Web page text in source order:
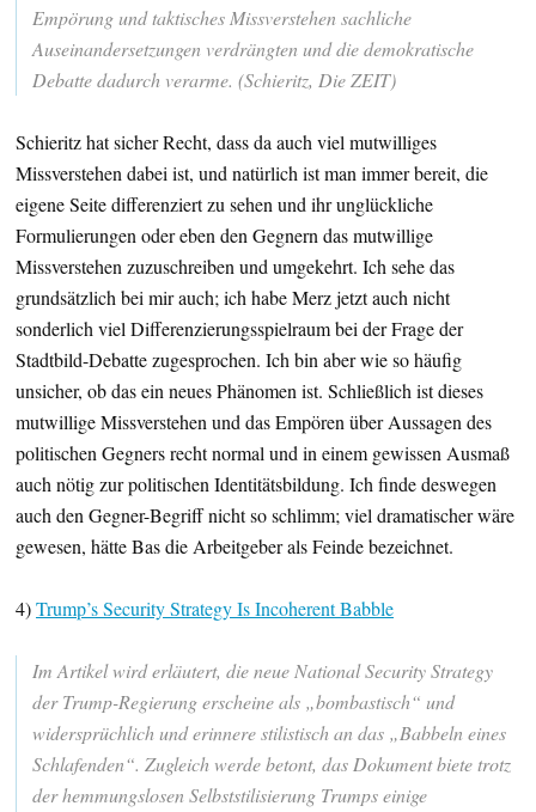
Empörung und taktisches Missverstehen sachliche
Auseinandersetzungen verdrängten und die demokratische
Debatte dadurch verarme. (Schieritz, Die ZEIT)
Schieritz hat sicher Recht, dass da auch viel mutwilliges
Missverstehen dabei ist, und natürlich ist man immer bereit, die
eigene Seite differenziert zu sehen und ihr unglückliche
Formulierungen oder eben den Gegnern das mutwillige
Missverstehen zuzuschreiben und umgekehrt. Ich sehe das
grundsätzlich bei mir auch; ich habe Merz jetzt auch nicht
sonderlich viel Differenzierungsspielraum bei der Frage der
Stadtbild-Debatte zugesprochen. Ich bin aber wie so häufig
unsicher, ob das ein neues Phänomen ist. Schließlich ist dieses
mutwillige Missverstehen und das Empören über Aussagen des
politischen Gegners recht normal und in einem gewissen Ausmaß
auch nötig zur politischen Identitätsbildung. Ich finde deswegen
auch den Gegner-Begriff nicht so schlimm; viel dramatischer wäre
gewesen, hätte Bas die Arbeitgeber als Feinde bezeichnet.
4)Trump’s Security Strategy Is Incoherent Babble
Im Artikel wird erläutert, die neue National Security Strategy
der Trump-Regierung erscheine als „bombastisch“ und
widersprüchlich und erinnere stilistisch an das „Babbeln eines
Schlafenden“. Zugleich werde betont, das Dokument biete trotz
der hemmungslosen Selbststilisierung Trumps einige